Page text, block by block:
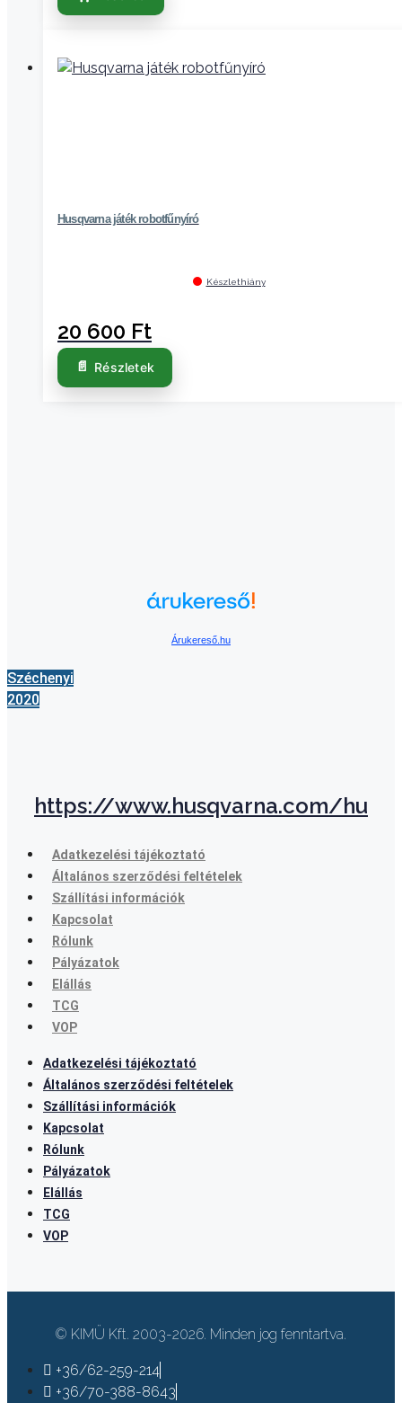
Husqvarna játék robotfűnyíró
Készlethiány
20 600 Ft
Részletek
Árukereső.hu
Széchenyi
2020
https://www.husqvarna.com/hu
Adatkezelési tájékoztató
Általános szerződési feltételek
Szállítási információk
Kapcsolat
Rólunk
Pályázatok
Elállás
TCG
VOP
Adatkezelési tájékoztató
Általános szerződési feltételek
Szállítási információk
Kapcsolat
Rólunk
Pályázatok
Elállás
TCG
VOP
© KIMÜ Kft. 2003-2026. Minden jog fenntartva.
+36/62-259-214
+36/70-388-8643